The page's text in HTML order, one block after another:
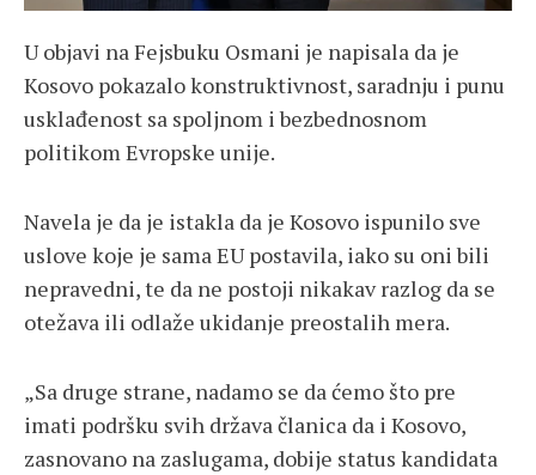
U objavi na Fejsbuku Osmani je napisala da je
Kosovo pokazalo konstruktivnost, saradnju i punu
usklađenost sa spoljnom i bezbednosnom
politikom Evropske unije.
Navela je da je istakla da je Kosovo ispunilo sve
uslove koje je sama EU postavila, iako su oni bili
nepravedni, te da ne postoji nikakav razlog da se
otežava ili odlaže ukidanje preostalih mera.
„Sa druge strane, nadamo se da ćemo što pre
imati podršku svih država članica da i Kosovo,
zasnovano na zaslugama, dobije status kandidata